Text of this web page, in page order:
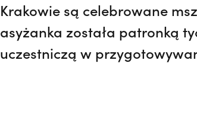
Krakowie są celebrowane
asyżanka została patronką
uczestniczą w